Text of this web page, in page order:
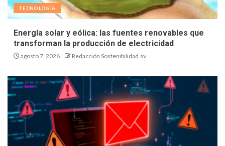
TECNOLOGÍA
Energía solar y eólica: las fuentes renovables que
transforman la producción de electricidad
agosto 7, 2026 Redacción Sostenibilidad.sv